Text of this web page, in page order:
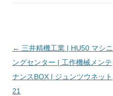
投
稿
ナ
ビ
← 三井精機工業 | HU50 マシニ
ングセンター | 工作機械メンテ
ナンスBOX | ジュンツウネット
21